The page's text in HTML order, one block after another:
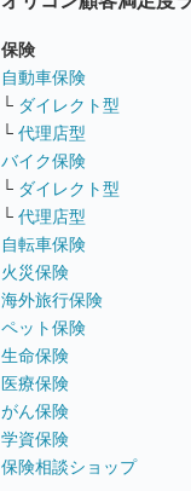
保険
自動車保険
└ ダイレクト型
└ 代理店型
バイク保険
└ ダイレクト型
└ 代理店型
自転車保険
火災保険
海外旅行保険
ペット保険
生命保険
医療保険
がん保険
学資保険
保険相談ショップ